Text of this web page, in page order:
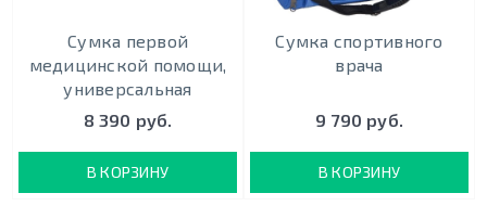
Сумка первой
медицинской помощи,
универсальная
8 390 руб.
В КОРЗИНУ
Сумка спортивного
врача
9 790 руб.
В КОРЗИНУ